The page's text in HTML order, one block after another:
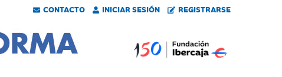
CONTACTO INICIAR SESIÓN REGISTRARSE